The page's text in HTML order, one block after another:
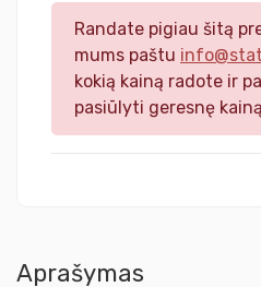
Randate pigiau šitą
mums paštu
kokią kainą radote ir
pasiūlyti geresnę
Aprašymas